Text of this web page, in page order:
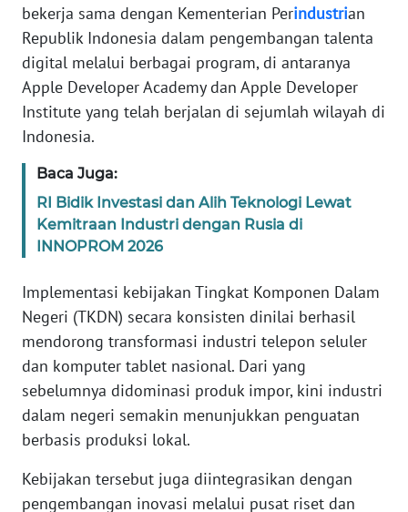
bekerja sama dengan Kementerian Perindustrian
Republik Indonesia dalam pengembangan talenta
digital melalui berbagai program, di antaranya
Apple Developer Academy dan Apple Developer
Institute yang telah berjalan di sejumlah wilayah di
Indonesia.
Baca Juga:
RI Bidik Investasi dan Alih Teknologi Lewat
Kemitraan Industri dengan Rusia di
INNOPROM 2026
Implementasi kebijakan Tingkat Komponen Dalam
Negeri (TKDN) secara konsisten dinilai berhasil
mendorong transformasi industri telepon seluler
dan komputer tablet nasional. Dari yang
sebelumnya didominasi produk impor, kini industri
dalam negeri semakin menunjukkan penguatan
berbasis produksi lokal.
Kebijakan tersebut juga diintegrasikan dengan
pengembangan inovasi melalui pusat riset dan
TENTANG
KAMI
PEDOMAN
MEDIA
SIBER
KARIR
DISCLAIMER
Wahana
News
Regional
WN
SUMUT
WN
JAKARTA